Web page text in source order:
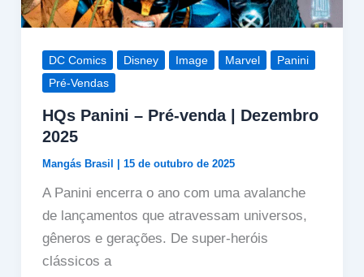
DC Comics Disney Image Marvel
Panini
Pré-Vendas
HQs Panini – Pré-venda | Dezembro
2025
Mangás Brasil 15 de outubro de 2025
A Panini encerra o ano com uma avalanche
de lançamentos que atravessam universos,
gêneros e gerações. De super-heróis
clássicos a